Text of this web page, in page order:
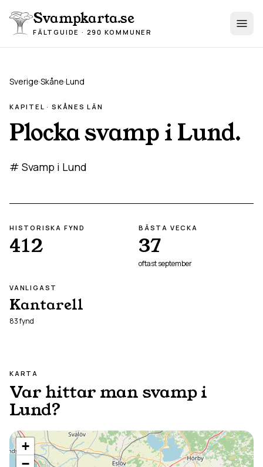
Svampkarta.se
FÄLTGUIDE · 290 KOMMUNER
Sverige·Skåne·Lund
KAPITEL · SKÅNE S LÄN
Plocka svamp iLund.
# Svamp i Lund
HISTORISKA FYND
412
BÄSTA VECKA
37
oftastseptember
VANLIGAST
Kantarell
83fynd
KARTA
Var hittar man svamp i
Lund?
+
−